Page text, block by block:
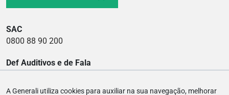
SAC
0800 88 90 200
Def Auditivos e de Fala
A Generali utiliza cookies para auxiliar na sua navegação, melhorar